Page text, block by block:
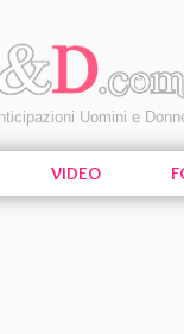
Uomini e
VIDEO